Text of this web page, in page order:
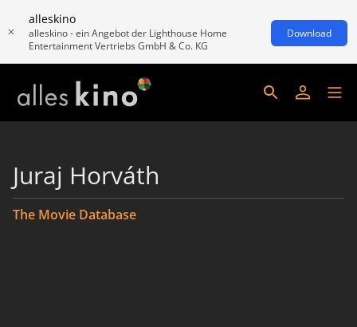
alleskino
alleskino - ein Angebot der Lighthouse Home
Entertainment Vertriebs GmbH & Co. KG
Download
Juraj Horváth
The Movie Database